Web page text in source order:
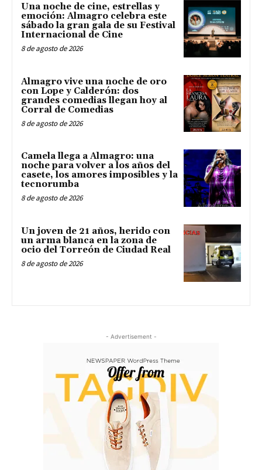
Una noche de cine, estrellas y
emoción: Almagro celebra este
sábado la gran gala de su Festival
Internacional de Cine
8 de agosto de 2026
Almagro vive una noche de oro
con Lope y Calderón: dos
grandes comedias llegan hoy al
Corral de Comedias
8 de agosto de 2026
Camela llega a Almagro: una
noche para volver a los años del
casete, los amores imposibles y la
tecnorumba
8 de agosto de 2026
Un joven de 21 años, herido con
un arma blanca en la zona de
ocio del Torreón de Ciudad Real
8 de agosto de 2026
- Advertisement -